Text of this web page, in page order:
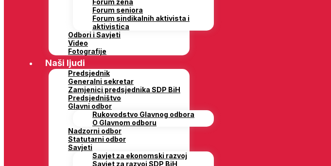
Forum žena
Forum seniora
Forum sindikalnih aktivista i
aktivistica
Odbori i Savjeti
Video
Fotografije
Naši ljudi
Predsjednik
Generalni sekretar
Zamjenici predsjednika SDP BiH
Predsjedništvo
Glavni odbor
Rukovodstvo Glavnog odbora
O Glavnom odboru
Nadzorni odbor
Statutarni odbor
Savjeti
Savjet za ekonomski razvoj
Savjet za razvoj SDP BiH